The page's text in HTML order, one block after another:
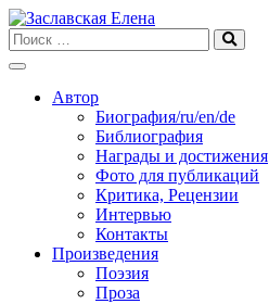
Skip
to
content
Автор
Биография/ru/en/de
Библиография
Награды и достижения
Фото для публикаций
Критика, Рецензии
Интервью
Контакты
Произведения
Поэзия
Проза